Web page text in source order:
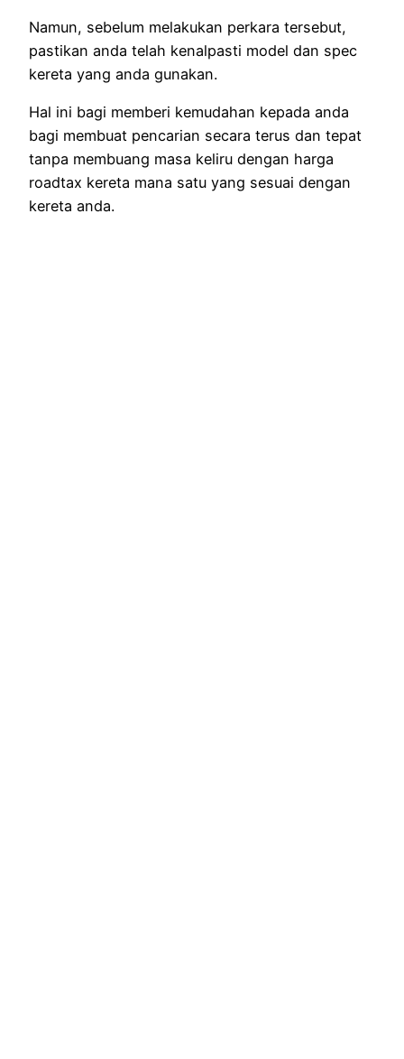
Namun, sebelum melakukan perkara tersebut,
pastikan anda telah kenalpasti model dan spec
kereta yang anda gunakan.
Hal ini bagi memberi kemudahan kepada anda
bagi membuat pencarian secara terus dan tepat
tanpa membuang masa keliru dengan harga
roadtax kereta mana satu yang sesuai dengan
kereta anda.